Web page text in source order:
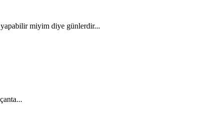
miyim diye günlerdir...